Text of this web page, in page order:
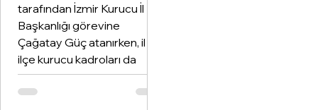
tarafından İzmir Kurucu İl
Başkanlığı görevine
Çağatay Güç atanırken, il ve
ilçe kurucu kadroları da
netleşti.